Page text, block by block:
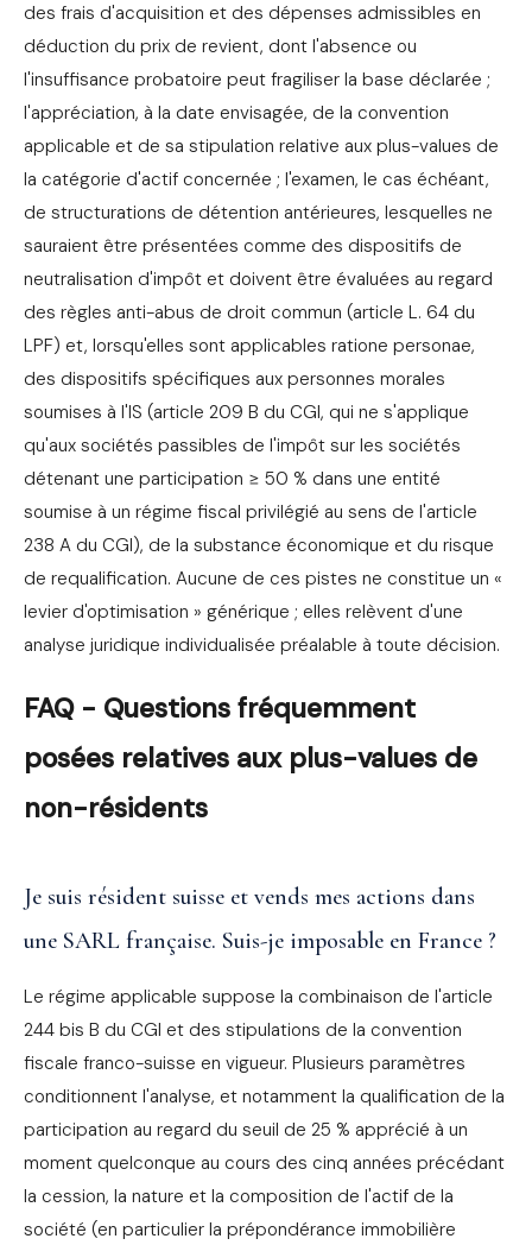
des frais d'acquisition et des dépenses admissibles en
déduction du prix de revient, dont l'absence ou
l'insuffisance probatoire peut fragiliser la base déclarée ;
l'appréciation, à la date envisagée, de la convention
applicable et de sa stipulation relative aux plus-values de
la catégorie d'actif concernée ; l'examen, le cas échéant,
de structurations de détention antérieures, lesquelles ne
sauraient être présentées comme des dispositifs de
neutralisation d'impôt et doivent être évaluées au regard
des règles anti-abus de droit commun (article L. 64 du
LPF) et, lorsqu'elles sont applicables ratione personae,
des dispositifs spécifiques aux personnes morales
soumises à l'IS (article 209 B du CGI, qui ne s'applique
qu'aux sociétés passibles de l'impôt sur les sociétés
détenant une participation ≥ 50 % dans une entité
soumise à un régime fiscal privilégié au sens de l'article
238 A du CGI), de la substance économique et du risque
de requalification. Aucune de ces pistes ne constitue un «
levier d'optimisation » générique ; elles relèvent d'une
analyse juridique individualisée préalable à toute décision.
FAQ - Questions fréquemment
posées relatives aux plus-values de
non-résidents
Je suis résident suisse et vends mes actions dans
une SARL française. Suis-je imposable en France ?
Le régime applicable suppose la combinaison de l'article
244 bis B du CGI et des stipulations de la convention
fiscale franco-suisse en vigueur. Plusieurs paramètres
conditionnent l'analyse, et notamment la qualification de la
participation au regard du seuil de 25 % apprécié à un
moment quelconque au cours des cinq années précédant
la cession, la nature et la composition de l'actif de la
société (en particulier la prépondérance immobilière